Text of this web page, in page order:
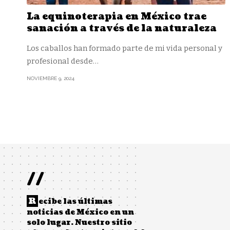
La equinoterapia en México trae
sanación a través de la naturaleza
Los caballos han formado parte de mi vida personal y
profesional desde…
NOVIEMBRE 9, 2024
//
R ecibe las últimas
noticias de México en un
solo lugar. Nuestro sitio